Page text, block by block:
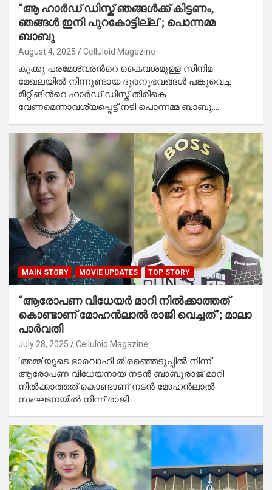
“ആ ഹാർഡ് ഡിസ്ക് ഞങ്ങൾക്ക് കിട്ടണം,
ഞങ്ങൾ ഇനി പുറകോട്ടില്ല”; പൊന്നമ്മ
ബാബു
August 4, 2025 Celluloid Magazine
കുക്കു പരമേശ്വരന്‍റെ കെെവശമുള്ള സിനിമ
മേഖലയിൽ നിന്നുണ്ടായ ദുരനുഭവങ്ങൾ പങ്കുവെച്ച
മീറ്റിങിന്‍റെ ഹാര്‍ഡ് ഡിസ്ക് തിരികെ
വേണമെന്നാവശ്യപ്പെട്ട് നടി പൊന്നമ്മ ബാബു.…
MAIN STORY MOVIE UPDATES TOP STORY
“ആരോപണ വിധേയർ മാറി നിൽക്കാത്തത്
കൊണ്ടാണ് മോഹൻലാൽ രാജി വെച്ചത്”; മാലാ
പാർവതി
July 28, 2025 Celluloid Magazine
‘അമ്മ’യുടെ ഭാരവാഹി തിരഞ്ഞെടുപ്പിൽ നിന്ന്
ആരോപണ വിധേയനായ നടൻ ബാബുരാജ് മാറി
നിൽക്കാത്തത് കൊണ്ടാണ് നടൻ മോഹൻലാൽ
സംഘടനയിൽ നിന്ന് രാജി…